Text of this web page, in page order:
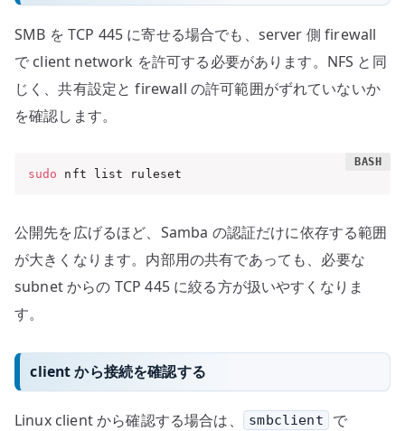
SMB を TCP 445 に寄せる場合でも、server 側 firewall
で client network を許可する必要があります。NFS と同
じく、共有設定と firewall の許可範囲がずれていないか
を確認します。
sudo nft list ruleset
公開先を広げるほど、Samba の認証だけに依存する範囲
が大きくなります。内部用の共有であっても、必要な
subnet からの TCP 445 に絞る方が扱いやすくなりま
す。
client から接続を確認する
Linux client から確認する場合は、 smbclient
で